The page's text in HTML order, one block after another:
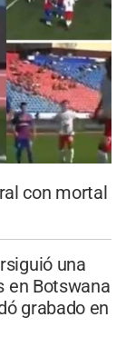
con mortal
una
en Botswana
grabado en